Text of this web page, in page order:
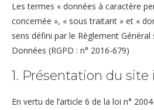
Les termes « données à caractère
concernée », « sous traitant » et «
sens défini par le Règlement
Données (RGPD : n° 2016-679)
1. Présentation du
En vertu de l’article 6 de la loi n°